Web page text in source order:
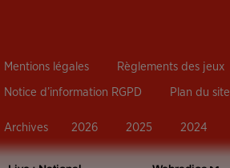
Mentions légales Règlements des jeux
Notice d’information RGPD Plan du site
Archives 2026 2025 2024